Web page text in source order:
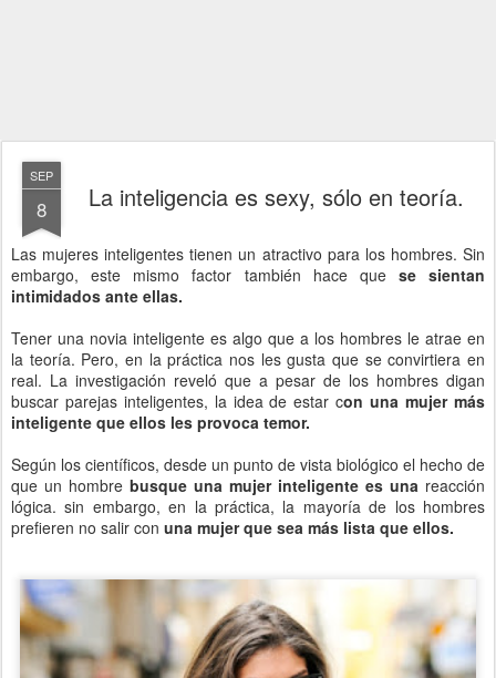
SEP
8 La inteligencia es sexy, sólo en teoría.
Las mujeres inteligentes tienen un atractivo para los hombres. Sin
embargo, este mismo factor también hace que se sientan
intimidados ante ellas.
Tener una novia inteligente es algo que a los hombres le atrae en
la teoría. Pero, en la práctica nos les gusta que se convirtiera en
real. La investigación reveló que a pesar de los hombres digan
buscar parejas inteligentes, la idea de estar con una mujer más
inteligente que ellos les provoca temor.
Según los científicos, desde un punto de vista biológico el hecho de
que un hombre busque una mujer inteligente es una reacción
lógica. sin embargo, en la práctica, la mayoría de los hombres
prefieren no salir con una mujer que sea más lista que ellos.